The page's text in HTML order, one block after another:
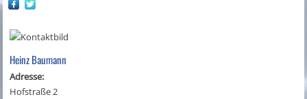
Heinz Baumann
Adresse:
Hofstraße 2